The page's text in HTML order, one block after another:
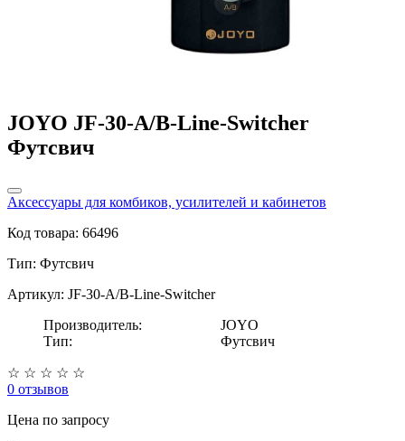
JOYO JF-30-A/B-Line-Switcher
Футсвич
Аксессуары для комбиков, усилителей и кабинетов
Код товара: 66496
Тип: Футсвич
Артикул: JF-30-A/B-Line-Switcher
Производитель:
JOYO
Тип:
Футсвич
☆ ☆ ☆ ☆ ☆
0 отзывов
Цена по запросу